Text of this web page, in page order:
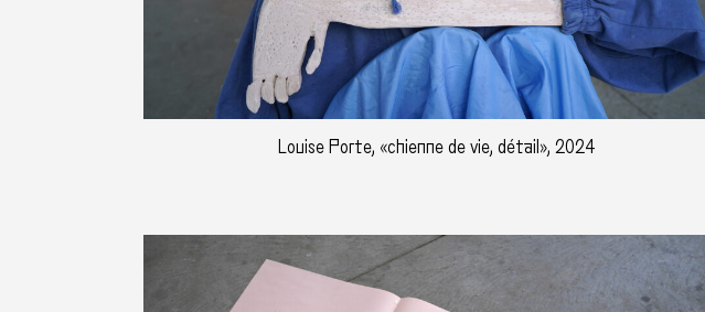
Louise Porte, «chienne de vie, détail», 2024